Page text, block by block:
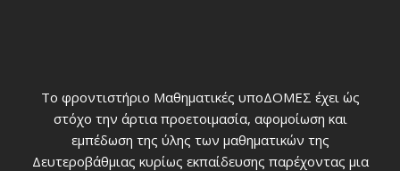
Το φροντιστήριο Μαθηματικές υποΔΟΜΕΣ έχει ώς
στόχο την άρτια προετοιμασία, αφομοίωση και
εμπέδωση της ύλης των μαθηματικών της
Δευτεροβάθμιας κυρίως εκπαίδευσης παρέχοντας μια